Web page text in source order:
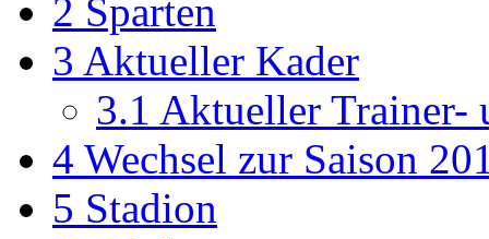
2 Sparten
3 Aktueller Kader
3.1 Aktueller Trainer-
4 Wechsel zur Saison
5 Stadion